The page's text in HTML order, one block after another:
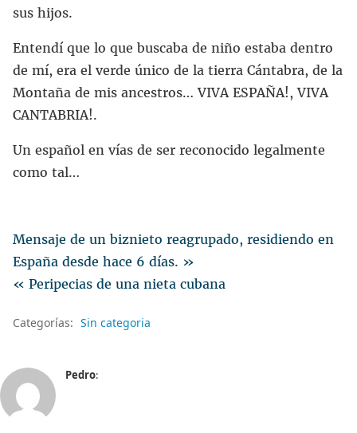
sus hijos.
Entendí que lo que buscaba de niño estaba dentro
de mí, era el verde único de la tierra Cántabra, de la
Montaña de mis ancestros… VIVA ESPAÑA!, VIVA
CANTABRIA!.
Un español en vías de ser reconocido legalmente
como tal…
Mensaje de un biznieto reagrupado, residiendo en
España desde hace 6 días. »
« Peripecias de una nieta cubana
Categorías: Sin categoria
Pedro: